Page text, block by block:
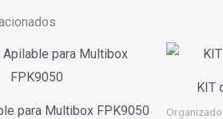
para Multibox FPK9050
KIT